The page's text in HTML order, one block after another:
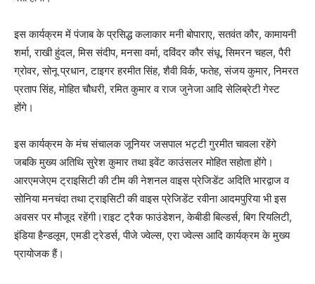
इस कार्यक्रम में पंजाब के प्रसिद्ध कलाकार मनी बोपाराए, सतवंत कौर, कामायनी
शर्मा, राखी हुंदल, मिस संदीप, मनसा वर्मा, दविंदर कौर संधू, सिमरन चहल, पैरी
ग्रोवर, सोनू प्रधान, टाइगर हरमीत सिंह, शैवी विर्क, फतेह, संजय कुमार, निमरत
प्रताप सिंह, मोहित चौधरी, रमित कुमार व राज जुनेजा आदि सेलिब्रेटी गेस्ट
होंगे।
इस कार्यक्रम के मंच संचालक जूनियर जसपाल भट्टी गुरमीत चावला रहेंगे
जबकि मुख्य अतिथि सुरेश कुमार तथा इवेंट काउंसलर मोहित सहोता होंगे।
आरएमजेएम ट्राइसिटी की टीम की नेशनल वाइस प्रेजिडेंट अदिति भारद्वाज व
सोनिया मनचंदा तथा ट्राइसिटी की वाइस प्रेजिडेंट रवीना आदमपुरिया भी इस
अवसर पर मौजूद रहेंगी।राइट ट्रैक फाउंडेशन, केबीडी बिल्डर्स, बिग रियलिटी,
इंडिया हैन्डलूम, एमडी ट्रेडर्स, पीजे ज्वेल्स, एरा ज्वेल्स आदि कार्यक्रम के मुख्य
प्रायोजक हैं।